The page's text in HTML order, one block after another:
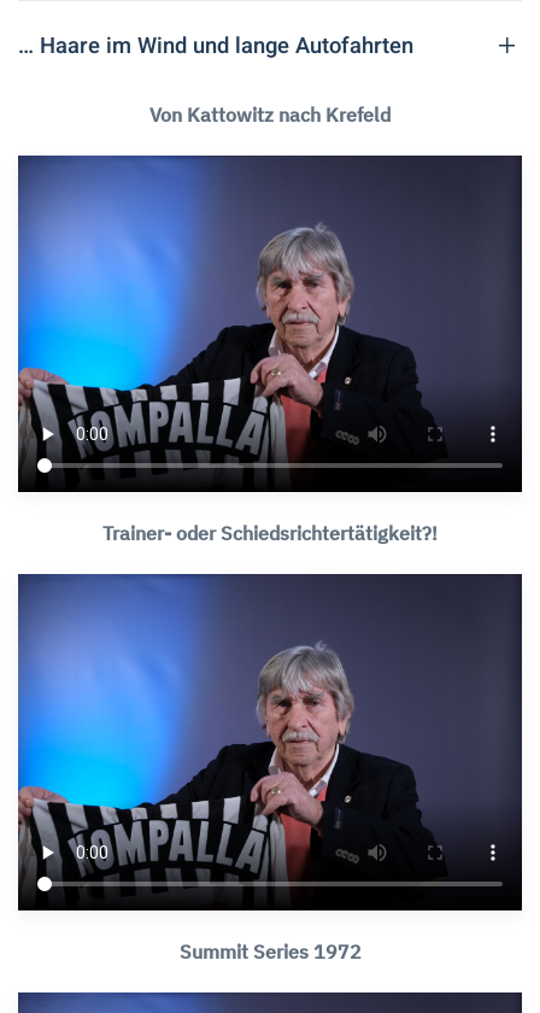
… Haare im Wind und lange Autofahrten
Von Kattowitz nach Krefeld
Trainer- oder Schiedsrichtertätigkeit?!
Summit Series 1972